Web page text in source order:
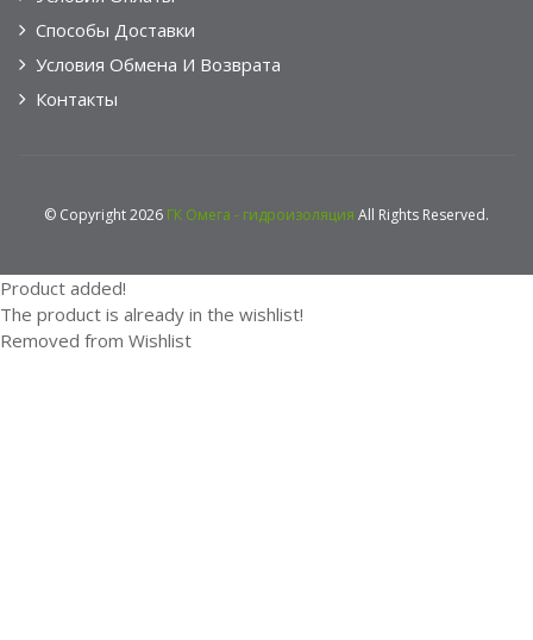
Способы Доставки
Условия Обмена И Возврата
Контакты
© Copyright 2026 ГК Омега - гидроизоляция All Rights Reserved.
Product added!
The product is already in the wishlist!
Removed from Wishlist